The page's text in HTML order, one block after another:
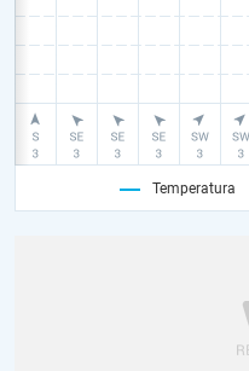
Temperatura